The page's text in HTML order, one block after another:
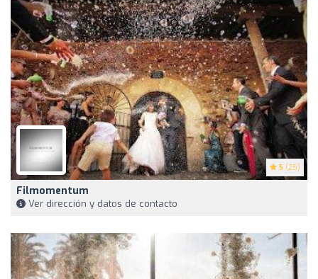
5 (25)
Filmomentum
Ver dirección y datos de contacto